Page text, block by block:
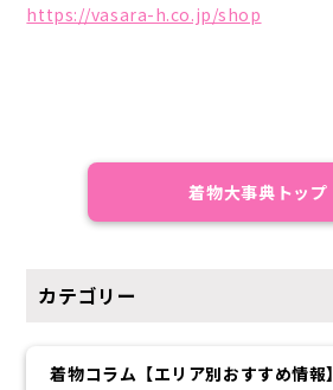
https://vasara-h.co.jp/shop
着物大事典トップ
カテゴリー
着物コラム【エリア別おすすめ情報】